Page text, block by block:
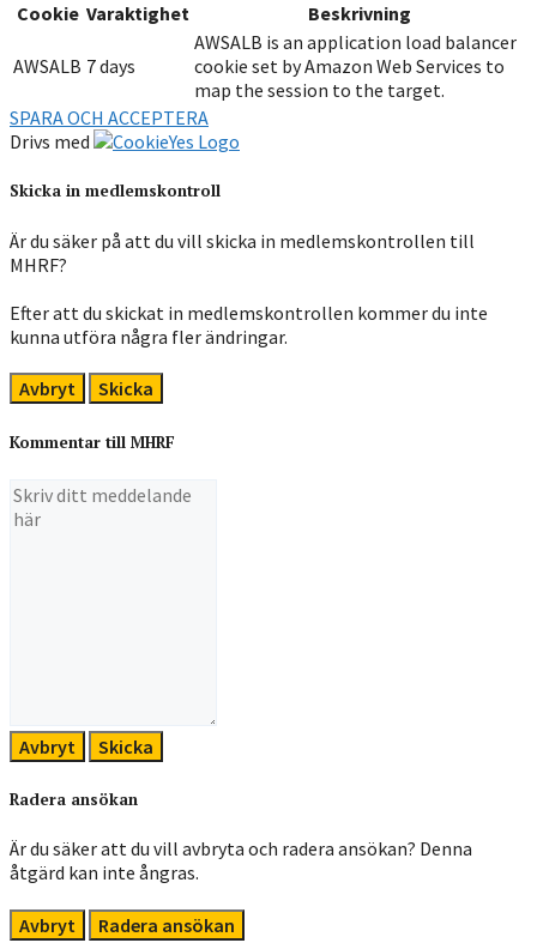
Cookie Varaktighet Beskrivning
AWSALB 7 days
AWSALB is an application load balancer
cookie set by Amazon Web Services to
map the session to the target.
SPARA OCH ACCEPTERA
Drivs med
Skicka in medlemskontroll
Är du säker på att du vill skicka in medlemskontrollen till
MHRF?
Efter att du skickat in medlemskontrollen kommer du inte
kunna utföra några fler ändringar.
Avbryt Skicka
Kommentar till MHRF
Avbryt Skicka
Radera ansökan
Är du säker att du vill avbryta och radera ansökan? Denna
åtgärd kan inte ångras.
Avbryt Radera ansökan